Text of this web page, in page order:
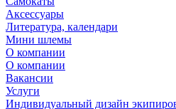
Аксессуары
Литература, календари
Мини шлемы
О компании
О компании
Вакансии
Услуги
Индивидуальный дизайн